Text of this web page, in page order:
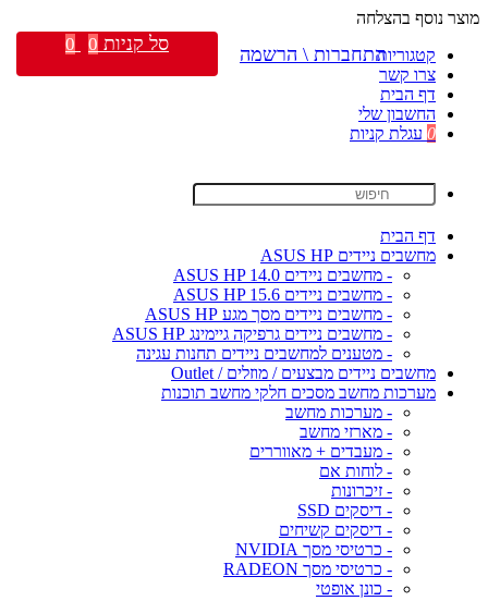
מוצר נוסף בהצלחה
קטגוריות
צרו קשר
דף הבית
החשבון שלי
0 עגלת קניות
דף הבית
מחשבים ניידים ASUS HP
- מחשבים ניידים ASUS HP 14.0
- מחשבים ניידים ASUS HP 15.6
- מחשבים ניידים מסך מגע ASUS HP
- מחשבים ניידים גרפיקה גיימינג ASUS HP
- מטענים למחשבים ניידים תחנות עגינה
מחשבים ניידים מבצעים / מוזלים / Outlet
מערכות מחשב מסכים חלקי מחשב תוכנות
- מערכות מחשב
- מארזי מחשב
- מעבדים + מאווררים
- לוחות אם
- זיכרונות
- דיסקים SSD
- דיסקים קשיחים
- כרטיסי מסך NVIDIA
- כרטיסי מסך RADEON
- כונן אופטי
התחברות \ הרשמה סל קניות 0
0